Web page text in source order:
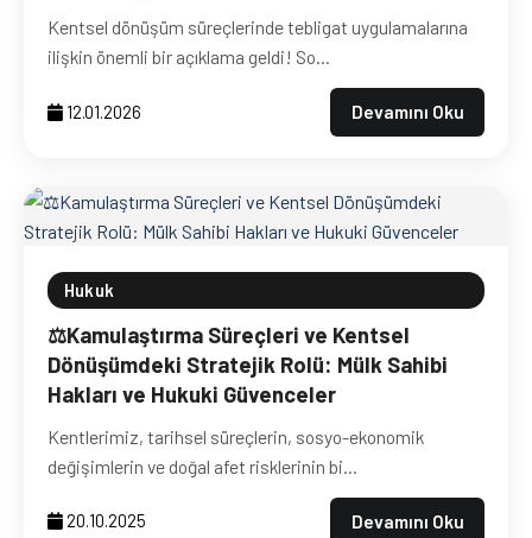
Kentsel dönüşüm süreçlerinde tebligat uygulamalarına
ilişkin önemli bir açıklama geldi! So...
12.01.2026 Devamını Oku
Hukuk
⚖️Kamulaştırma Süreçleri ve Kentsel
Dönüşümdeki Stratejik Rolü: Mülk Sahibi
Hakları ve Hukuki Güvenceler
Kentlerimiz, tarihsel süreçlerin, sosyo-ekonomik
değişimlerin ve doğal afet risklerinin bi...
20.10.2025 Devamını Oku